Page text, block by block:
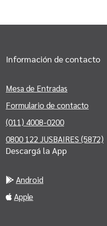
Información de contacto
Mesa de Entradas
Formulario de contacto
(011) 4008-0200
0800 122 JUSBAIRES (5872)
Descargá la App
Android
Apple